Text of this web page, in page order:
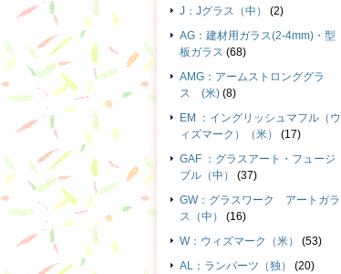
J：Jグラス（中）
(2)
AG：建材用ガラス(2-4mm)・型
板ガラス (68)
AMG：アームストロンググラ
ス (米) (8)
EM ：イングリッシュマフル（ウ
ィズマーク）（米）
(17)
GAF ：グラスアート・フュージ
ブル（中）
(37)
GW：グラスワーク アートガラ
ス（中）
(16)
W：ウィズマーク（米）
(53)
AL：ランバーツ（独）
(20)